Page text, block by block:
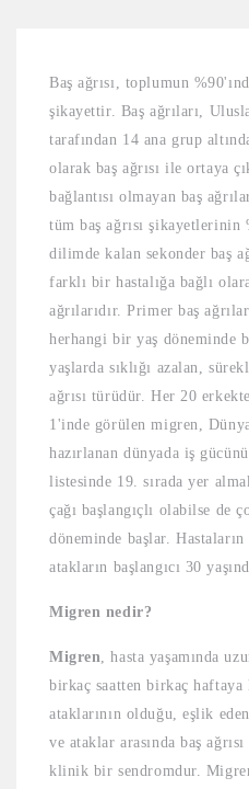
Baş ağrısı, toplumun
şikayettir. Baş ağrıları,
tarafından 14 ana grup
olarak baş ağrısı ile ortaya
bağlantısı olmayan baş
tüm baş ağrısı
dilimde kalan sekonder baş
farklı bir hastalığa bağlı
ağrılarıdır. Primer baş
herhangi bir yaş döneminde
yaşlarda sıklığı azalan,
ağrısı türüdür. Her 20
1'inde görülen migren,
hazırlanan dünyada iş
listesinde 19. sırada yer
çağı başlangıçlı olabilse de
döneminde başlar.
atakların başlangıcı 30
Migren nedir?
Migren, hasta yaşamında
birkaç saatten birkaç haftaya
ataklarının olduğu, eşlik
ve ataklar arasında baş
klinik bir sendromdur.